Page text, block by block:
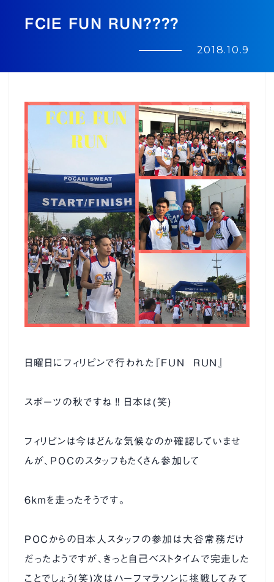
└ 設備紹介
└ 設備紹介
サスティナブル
RECRUIT
採用情報
新卒採用
└ 先輩の声
中途採用
お知らせ
FCIE FUN RUN????
2018.10.9
日曜日にフィリピンで行われた『FUN RUN』
スポーツの秋ですね‼日本は(笑)
フィリピンは今はどんな気候なのか確認していませ
んが、POCのスタッフもたくさん参加して
6ｋｍを走ったそうです。
POCからの日本人スタッフの参加は大谷常務だけ
だったようですが、きっと自己ベストタイムで完走した
ことでしょう(笑)次はハーフマラソンに挑戦してみて